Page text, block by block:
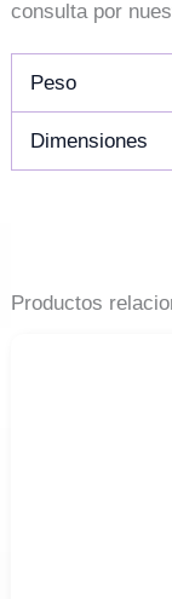
consulta por
Peso
Dimensiones
Productos